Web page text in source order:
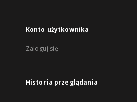
Konto użytkownika
Zaloguj się
Historia przeglądania